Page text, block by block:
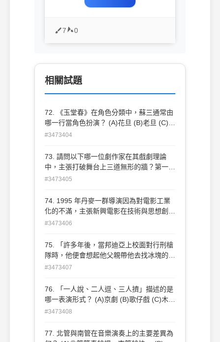
7 0
相關試題
72. 《玉堂春》在角色分類中，蘇三通常由
哪一行當角色扮演？ (A)花旦 (B)老旦 (C)正
旦 (D)武旦
#3473404
73. 請問以下哪一位劇作家在其戲劇理論
中，主張打破舞台上三道無形的牆？第一面
牆是舞臺和觀眾席的牆，他主張任何人都可
景和真實生活中的牆，他主張劇場成為改善
現 實生活環境的一項預演；最後一道是打
做自己生命劇場的主宰。這三道牆存在於
你、我、創作者與每個人的生活之間，它們
無所不在。 (A)布萊希特(Eugen Bertholt
(C)葛羅托斯基(Jerzy Grotowski) (D)康斯
坦丁·史坦尼斯拉夫斯基(Konstantin
Sergeyevich Stanislavski)
#3473405
74. 1995 年丹麥一群導演因為對電影工業
化的不滿，主張新興電影在技術與思想創作
上的民主化，特別簽署了一份宣言；這份宣
內容主張：不用布景、不使用燈光、不用倒
敘鏡頭、不配任何音樂、不用虛假動作、用
von Trier)日後拍攝多部電影， 如：《白
癡》(The idiots 1998)、《破浪而出》
(Breaking the wave1996)、《厄夜變奏
請問該份宣言稱為？ (A)未來主義宣言
#3473406
75. 「許多年後，當邦迪亞上校面對行刑槍
隊時，他便會想起他父親帶他去找冰塊的那
個遙遠的下午 。」以上這一段描述，被稱
位作家在哪一部作品的開場？ (A)列夫·托爾
斯泰的《戰爭與和平》 (B)加布列·賈西亞·
#3473407
76. 「一人說、二人逗、三人擠」描述的是
哪一表演形式？ (A)京劇 (B)歌仔戲 (C)木偶
戲 (D)相聲
#3473408
77. 北管與南管在音樂演奏上的主要差異為